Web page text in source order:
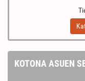
KOTONA ASUEN